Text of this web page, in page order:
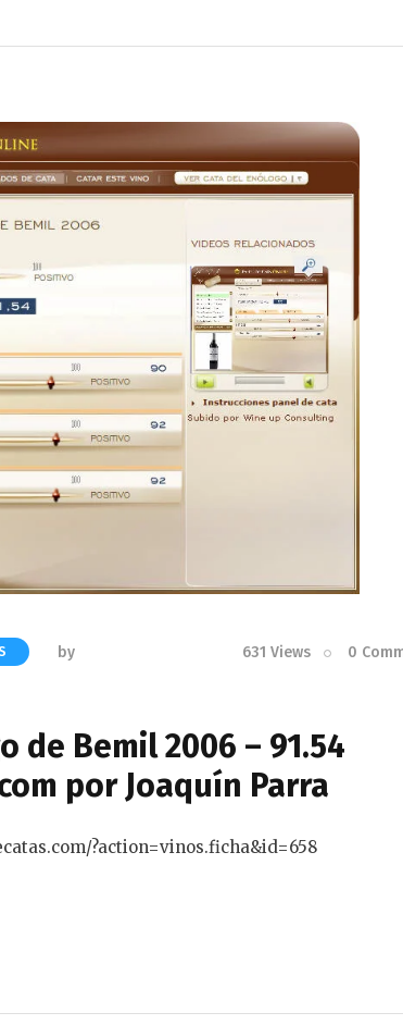
by
631 Views 0
de Bemil 2006 – 91.54
por Joaquín Parra
?action=vinos.ficha&id=658